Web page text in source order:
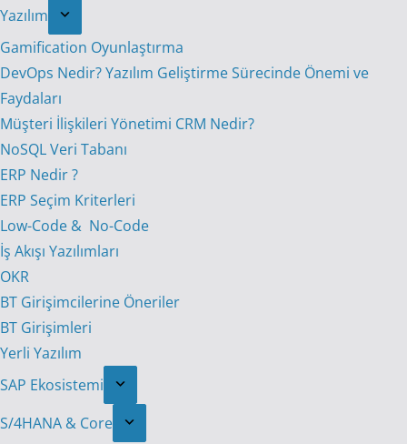
Yazılım
Gamification Oyunlaştırma
DevOps Nedir? Yazılım Geliştirme Sürecinde Önemi ve
Faydaları
Müşteri İlişkileri Yönetimi CRM Nedir?
NoSQL Veri Tabanı
ERP Nedir ?
ERP Seçim Kriterleri
Low-Code & No-Code
İş Akışı Yazılımları
OKR
BT Girişimcilerine Öneriler
BT Girişimleri
Yerli Yazılım
SAP Ekosistemi
S/4HANA & Core